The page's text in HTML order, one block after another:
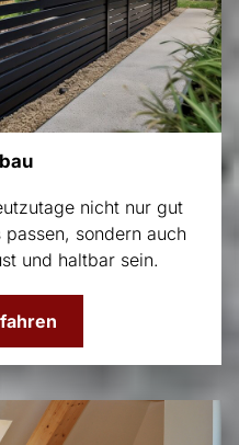
nicht nur gut
sondern auch
und haltbar sein.